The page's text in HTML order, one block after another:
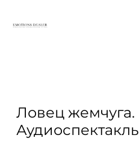
Ловец жемчуга.
Аудиоспектакль